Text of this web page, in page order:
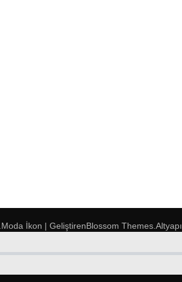
Moda İkon | GeliştirenBlossom Themes.Altyapı